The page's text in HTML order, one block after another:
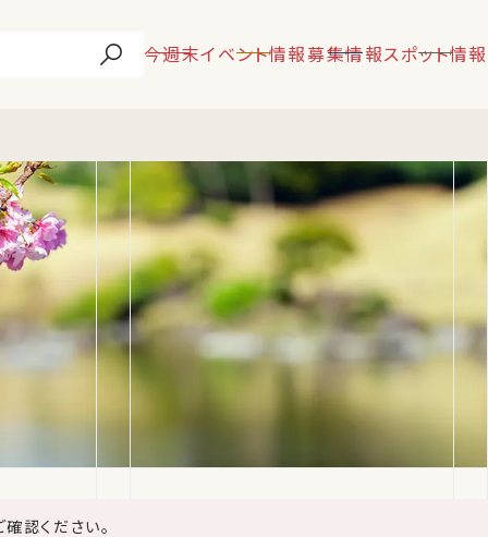
今週末イベント情報募集情報スポット情報
認ください。